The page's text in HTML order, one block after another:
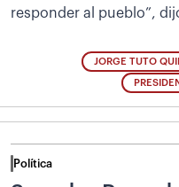
responder al pueblo”,
JORGE TUTO
Política